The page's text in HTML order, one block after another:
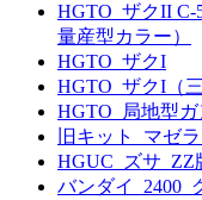
HGTO_ザクII
量産型カラー）
HGTO_ザクI
HGTO_ザクI（三
HGTO_局地型ガ
旧キット_マゼ
HGUC_ズサ_ZZ
バンダイ_2400_